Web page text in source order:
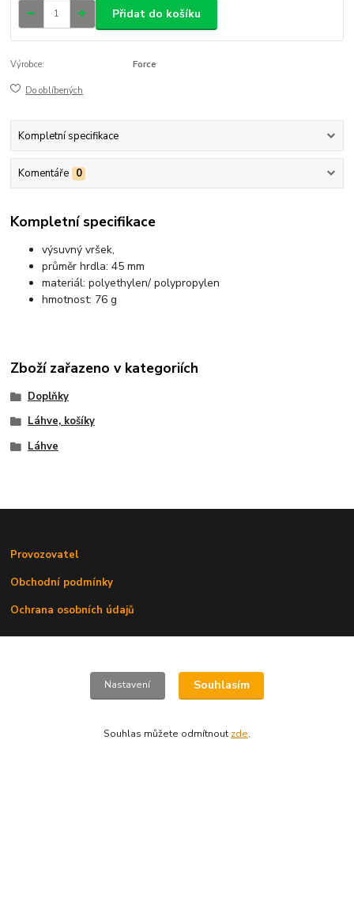
Přidat do košíku
Výrobce: Force
Do oblíbených
Kompletní specifikace
Komentáře 0
Kompletní specifikace
výsuvný vršek,
průměr hrdla: 45 mm
materiál: polyethylen/ polypropylen
hmotnost: 76 g
Zboží zařazeno v kategoriích
Doplňky
Láhve, košíky
Láhve
Provozovatel
Obchodní podmínky
Ochrana osobních údajů
Nastavení Souhlasím
Souhlas můžete odmítnout zde.